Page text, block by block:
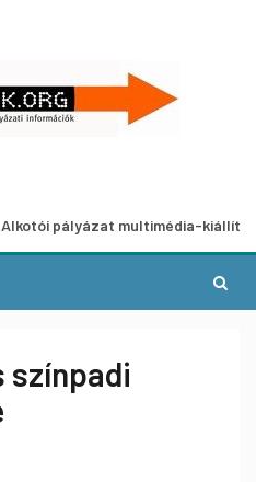
multimédia-kiállításhoz
színpadi